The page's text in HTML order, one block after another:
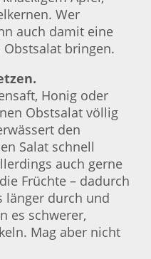
Wer
auch damit eine
bringen.
Honig oder
Obstsalat völlig
den
Salat schnell
auch gerne
Früchte – dadurch
länger durch und
es schwerer,
Mag aber nicht